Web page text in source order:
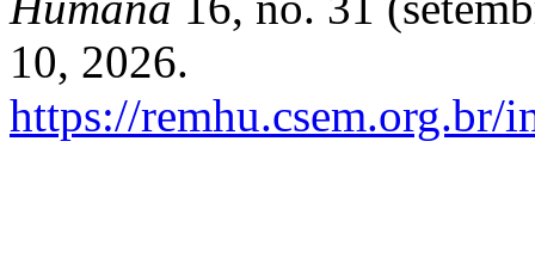
10, 2026.
https://remhu.csem.org.br/